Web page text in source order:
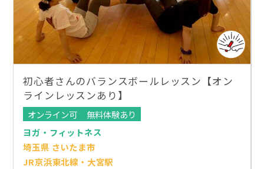
初心者さんのバランスボールレッスン【オン
ラインレッスンあり】
オンライン可
無料体験あり
ヨガ・フィットネス
埼玉県 さいたま市
JR京浜東北線・大宮駅